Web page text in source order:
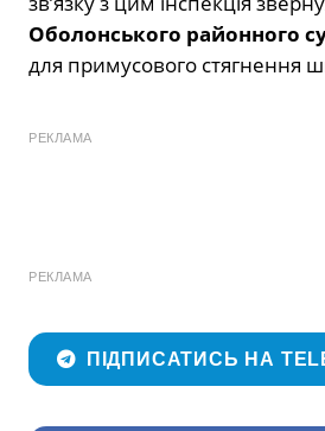
Оболонського районного
для примусового стягнення
РЕКЛАМА
РЕКЛАМА
ПІДПИСАТИСЬ НА